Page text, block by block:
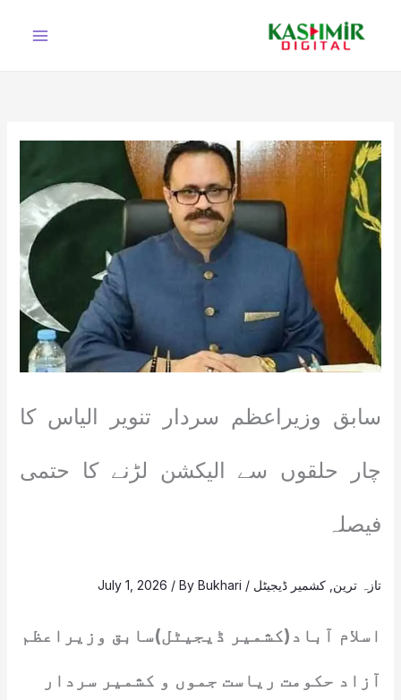
سابق وزیراعظم سردار تنویر الیاس کا
چار حلقوں سے الیکشن لڑنے کا حتمی
فیصلہ
تازہ ترین کشمیر ڈیجیٹل /
July 1, 2026 / ByBukhari
اسلام آباد(کشمیر ڈیجیٹل)سابق وزیراعظم
آزاد حکومت ریاست جموں و کشمیر سردار